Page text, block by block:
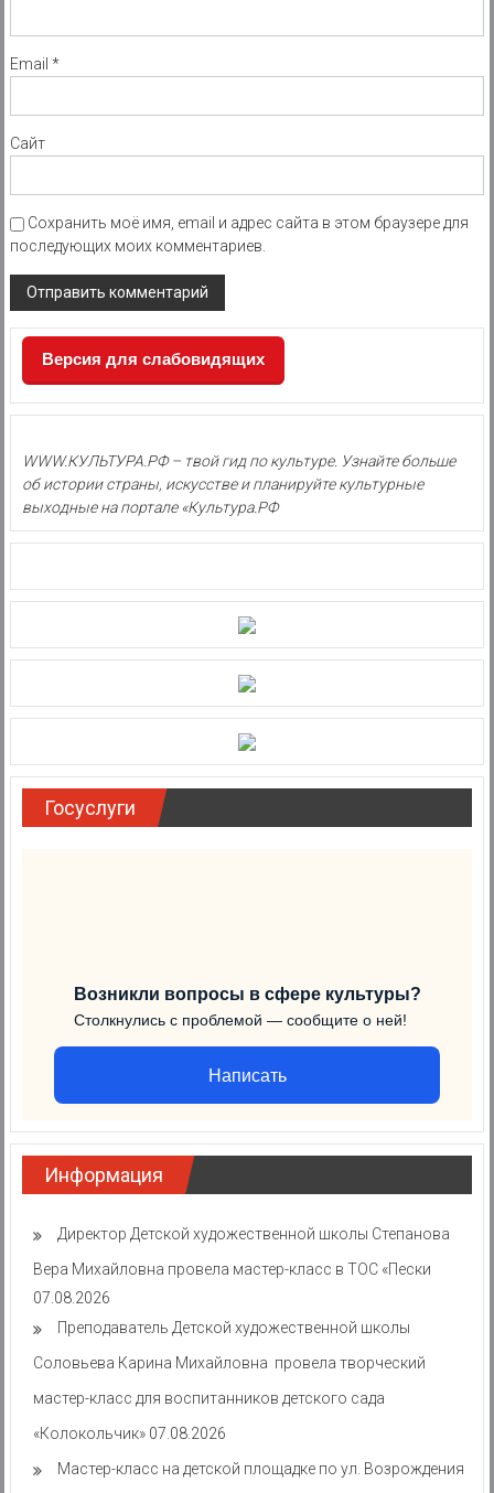
Email *
Сайт
Сохранить моё имя, email и адрес сайта в этом браузере для
последующих моих комментариев.
Версия для слабовидящих
WWW.КУЛЬТУРА.РФ – твой гид по культуре. Узнайте больше
об истории страны, искусстве и планируйте культурные
выходные на портале «Культура.РФ
Госуслуги
Возникли вопросы в сфере культуры?
Столкнулись с проблемой — сообщите о ней!
Написать
Информация
Директор Детской художественной школы Степанова
Вера Михайловна провела мастер-класс в ТОС «Пески
07.08.2026
Преподаватель Детской художественной школы
Соловьева Карина Михайловна провела творческий
мастер-класс для воспитанников детского сада
«Колокольчик» 07.08.2026
Мастер-класс на детской площадке по ул. Возрождения